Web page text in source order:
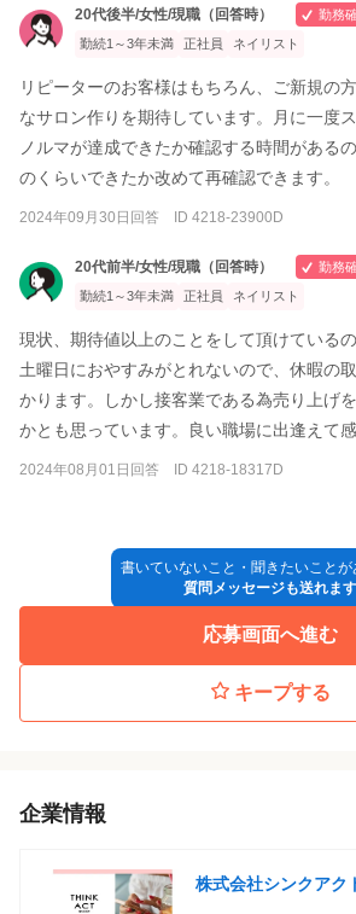
20代後半/女性/現職（回答時）
勤務
勤続1～3年未満
正社員 ネイリスト
リピーターのお客様はもちろん、ご新規の
なサロン作りを期待しています。月に一度
ノルマが達成できたか確認する時間がある
のくらいできたか改めて再確認できます。
2024年09月30日回答 ID 4218-23900D
20代前半/女性/現職（回答時）
勤務
勤続1～3年未満
正社員 ネイリスト
現状、期待値以上のことをして頂けている
土曜日におやすみがとれないので、休暇の
かります。しかし接客業である為売り上げ
かとも思っています。良い職場に出逢えて感
2024年08月01日回答 ID 4218-18317D
書いていないこと・聞きたいことが
質問メッセージも送れます
応募画面へ進む
キープする
企業情報
株式会社シンクアク